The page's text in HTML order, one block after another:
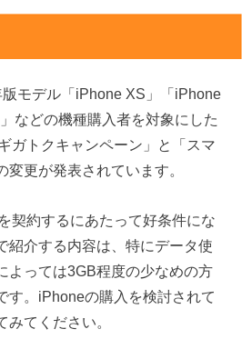
モデル「iPhone XS」「iPhone
などの機種購入者を対象にした
ガトクキャンペーン」と「スマ
更が発表されています。
契約するにあたって好条件にな
紹介する内容は、特にデータ使
よっては3GB程度の少なめの方
す。iPhoneの購入を検討されて
てください。